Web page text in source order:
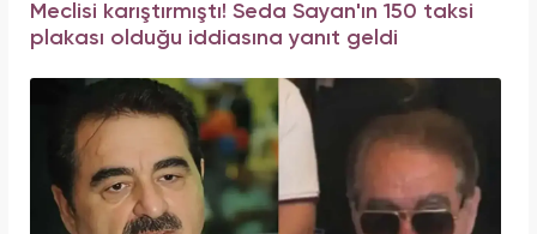
Meclisi karıştırmıştı! Seda Sayan'ın 150 taksi
plakası olduğu iddiasına yanıt geldi